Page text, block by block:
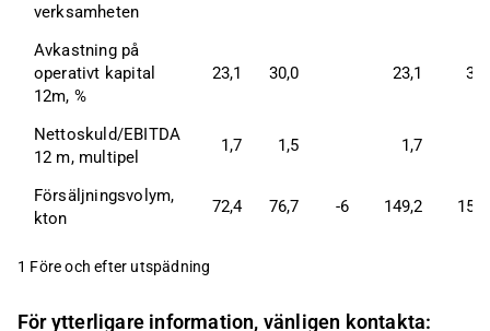
verksamheten
Avkastning på
operativt kapital
12m, %
23,1 30,0 23,1
Nettoskuld/EBITDA
12 m, multipel
1,7 1,5 1,7
Försäljningsvolym,
kton
72,4 76,7 -6 149,2
1 Före och efter utspädning
För ytterligare information, vänligen kontakta: